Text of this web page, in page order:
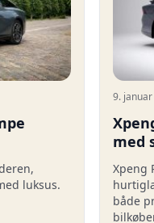
luksus.
9.
med
Xpeng
både